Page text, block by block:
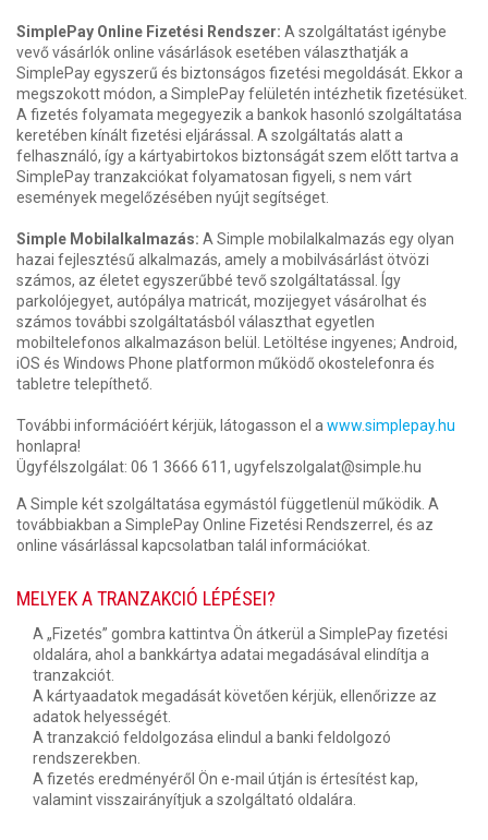
SimplePay Online Fizetési Rendszer: A szolgáltatást igénybe
vevő vásárlók online vásárlások esetében választhatják a
SimplePay egyszerű és biztonságos fizetési megoldását. Ekkor a
megszokott módon, a SimplePay felületén intézhetik fizetésüket.
A fizetés folyamata megegyezik a bankok hasonló szolgáltatása
keretében kínált fizetési eljárással. A szolgáltatás alatt a
felhasználó, így a kártyabirtokos biztonságát szem előtt tartva a
SimplePay tranzakciókat folyamatosan figyeli, s nem várt
események megelőzésében nyújt segítséget.
Simple Mobilalkalmazás: A Simple mobilalkalmazás egy olyan
hazai fejlesztésű alkalmazás, amely a mobilvásárlást ötvözi
számos, az életet egyszerűbbé tevő szolgáltatással. Így
parkolójegyet, autópálya matricát, mozijegyet vásárolhat és
számos további szolgáltatásból választhat egyetlen
mobiltelefonos alkalmazáson belül. Letöltése ingyenes; Android,
iOS és Windows Phone platformon működő okostelefonra és
tabletre telepíthető.
További információért kérjük, látogasson el a www.simplepay.hu
honlapra!
Ügyfélszolgálat: 06 1 3666 611, ugyfelszolgalat@simple.hu
A Simple két szolgáltatása egymástól függetlenül működik. A
továbbiakban a SimplePay Online Fizetési Rendszerrel, és az
online vásárlással kapcsolatban talál információkat.
MELYEK A TRANZAKCIÓ LÉPÉSEI?
A „Fizetés” gombra kattintva Ön átkerül a SimplePay fizetési
oldalára, ahol a bankkártya adatai megadásával elindítja a
tranzakciót.
A kártyaadatok megadását követően kérjük, ellenőrizze az
adatok helyességét.
A tranzakció feldolgozása elindul a banki feldolgozó
rendszerekben.
A fizetés eredményéről Ön e-mail útján is értesítést kap,
valamint visszairányítjuk a szolgáltató oldalára.